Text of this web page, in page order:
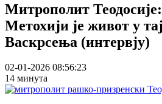
Митрополит
Метохији је живот у
Васкрсења (интервју)
02-01-2026 08:56:23
14 минута